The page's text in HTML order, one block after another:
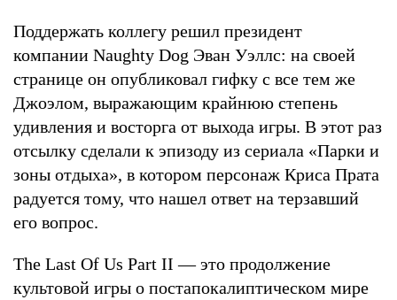
Поддержать коллегу решил президент
компании Naughty Dog Эван Уэллс: на своей
странице он опубликовал гифку с все тем же
Джоэлом, выражающим крайнюю степень
удивления и восторга от выхода игры. В этот раз
отсылку сделали к эпизоду из сериала «Парки и
зоны отдыха», в котором персонаж Криса Прата
радуется тому, что нашел ответ на терзавший
его вопрос.
The Last Of Us Part II — это продолжение
культовой игры о постапокалиптическом мире